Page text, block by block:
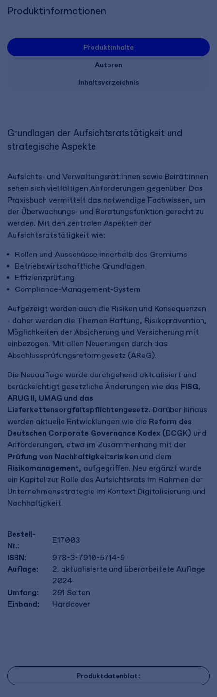
Produktinformationen
Produktinhalte
Autoren
Inhaltsverzeichnis
Grundlagen der Aufsichtsratstätigkeit und
strategische Aspekte
Aufsichts- und Verwaltungsrät:innen sowie Beirät:innen
sehen sich vielfältigen Anforderungen gegenüber. Das
Praxisbuch vermittelt das notwendige Fachwissen, um
der Überwachungs- und Beratungsfunktion gerecht zu
werden. Mit den zentralen Aspekten der
Aufsichtsratstätigkeit wie:
Rollen und Ausschüsse innerhalb des Gremiums
Betriebswirtschaftliche Grundlagen
Effizienzprüfung
Compliance-Management-System
Aufgezeigt werden auch die Risiken und Konsequenzen
- daher werden die Themen Haftung, Risikoprävention,
Möglichkeiten der Absicherung und Versicherung mit
einbezogen. Mit allen Neuerungen durch das
Abschlussprüfungsreformgesetz (AReG).
Die Neuauflage wurde durchgehend aktualisiert und
berücksichtigt gesetzliche Änderungen wie das FISG,
ARUG II, UMAG und das
Lieferkettensorgfaltspflichtengesetz. Darüber hinaus
werden aktuelle Entwicklungen wie die Reform des
Deutschen Corporate Governance Kodex (DCGK) und
Anforderungen, etwa im Zusammenhang mit der
Prüfung von Nachhaltigkeitsrisiken und dem
Risikomanagement, aufgegriffen. Neu ergänzt wurde
ein Kapitel zur Rolle des Aufsichtsrats im Rahmen der
Unternehmensstrategie im Kontext Digitalisierung und
Nachhaltigkeit.
Bestell-
Nr.:
E17003
ISBN:
978-3-7910-5714-9
Auflage:
2. aktualisierte und überarbeitete Auflage
2024
Umfang:
291 Seiten
Einband:
Hardcover
Produktdatenblatt